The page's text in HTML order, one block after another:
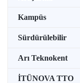
Kampüs
Sürdürülebilir
Arı Teknokent
İTÜNOVA TTO